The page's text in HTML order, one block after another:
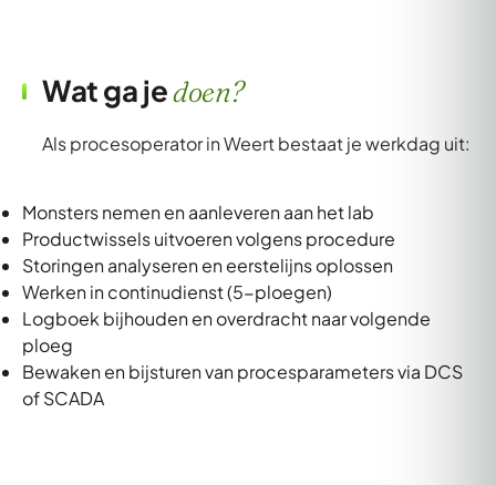
Wat ga jedoen?
Als procesoperator in Weert bestaat je werkdag uit:
Monsters nemen en aanleveren aan het lab
Productwissels uitvoeren volgens procedure
Storingen analyseren en eerstelijns oplossen
Werken in continudienst (5-ploegen)
Logboek bijhouden en overdracht naar volgende
ploeg
Bewaken en bijsturen van procesparameters via DCS
of SCADA